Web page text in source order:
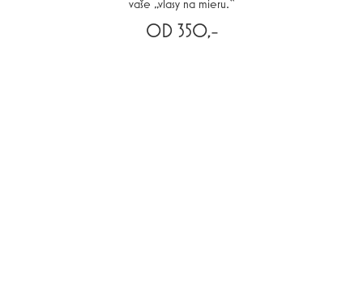
vaše „vlasy na mieru.“
OD 350,-